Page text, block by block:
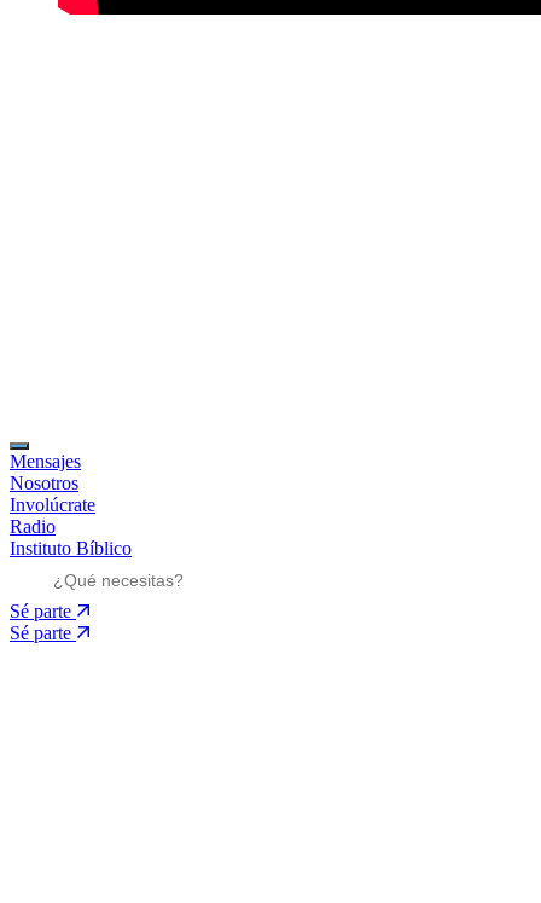
Mensajes
Nosotros
Involúcrate
Radio
Instituto Bíblico
Sé parte
Sé parte